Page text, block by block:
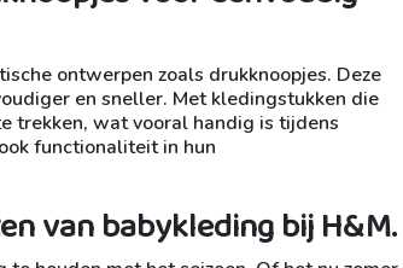
ontwerpen zoals drukknoopjes. Deze
en sneller. Met kledingstukken die
trekken, wat vooral handig is tijdens
functionaliteit in hun
van babykleding bij H&M.